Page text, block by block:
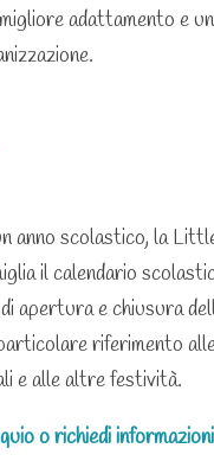
adattamento e
anno scolastico, la
il calendario
apertura e chiusura
riferimento
e alle altre festività.
o richiedi informazioni